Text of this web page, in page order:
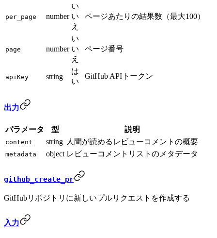
per_page number
い
い
え
ページあたりの結果数（最大100）
page number
い
い
え
ページ番号
apiKey string
は
い
GitHub APIトークン
出力
パラメータ 型 説明
content string 人間が読めるレビューコメントの概要
metadata object レビューコメントリストのメタデータ
github_create_pr
GitHubリポジトリに新しいプルリクエストを作成する
入力